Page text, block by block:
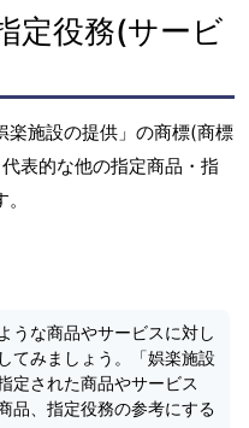
定役務(サービ
楽施設の提供」の商標(商標
表的な他の指定商品・指
うな商品やサービスに対し
てみましょう。「娯楽施設
定された商品やサービス
品、指定役務の参考にする